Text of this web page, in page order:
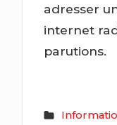
adresser
internet
parutions.